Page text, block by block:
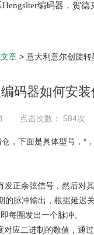
编码器，贺
章 > 意大利意尔创旋
码器如何安装
点击次数： 584次
，下面是具体型号，*
发正余弦信号，然后对
脉冲输出，根据延迟
每圈发出一个脉冲。
应二进制的数值，通